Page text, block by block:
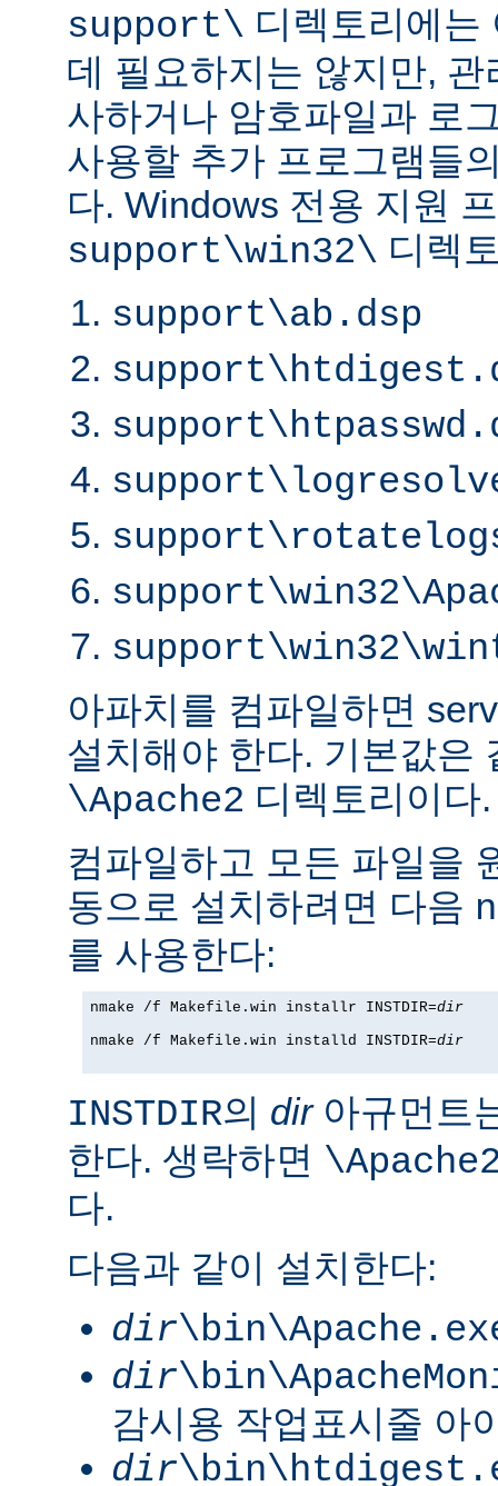
support\ 디렉토리에는
데 필요하지는 않지만,
사하거나 암호파일과 로
사용할 추가 프로그램들
다. Windows 전용 지원
support\win32\ 디렉
support\ab.dsp
아파치를 컴파일하면
설치해야 한다. 기본값은
\Apache2 디렉토리이다.
컴파일하고 모든 파일을
동으로 설치하려면 다음
를 사용한다:
nmake /f Makefile.win installr INSTDIR=dir
nmake /f Makefile.win installd INSTDIR=dir
INSTDIR의 dir아규먼트
한다. 생락하면
다.
다음과 같이 설치한다:
dir
dir
감시용 작업표시줄 아
dir